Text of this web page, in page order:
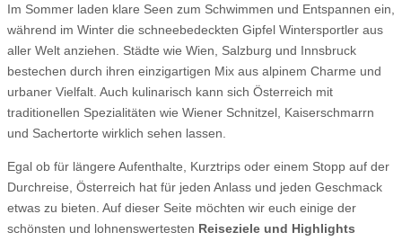
Im Sommer laden klare Seen zum Schwimmen und Entspannen ein,
während im Winter die schneebedeckten Gipfel Wintersportler aus
aller Welt anziehen. Städte wie Wien, Salzburg und Innsbruck
bestechen durch ihren einzigartigen Mix aus alpinem Charme und
urbaner Vielfalt. Auch kulinarisch kann sich Österreich mit
traditionellen Spezialitäten wie Wiener Schnitzel, Kaiserschmarrn
und Sachertorte wirklich sehen lassen.
Egal ob für längere Aufenthalte, Kurztrips oder einem Stopp auf der
Durchreise, Österreich hat für jeden Anlass und jeden Geschmack
etwas zu bieten. Auf dieser Seite möchten wir euch einige der
schönsten und lohnenswertesten Reiseziele und Highlights